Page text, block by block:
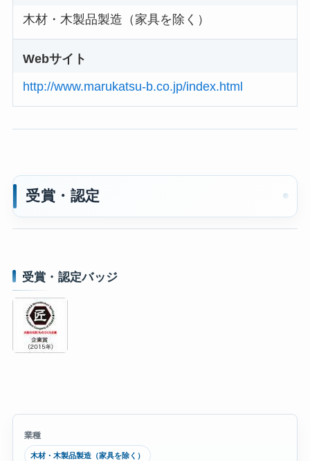
木材・木製品製造（家具を除く）
Webサイト
http://www.marukatsu-b.co.jp/index.html
受賞・認定
受賞・認定バッジ
業種
木材・木製品製造（家具を除く）